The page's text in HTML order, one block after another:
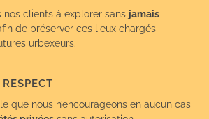
nos clients à explorer sans jamais
afin de préserver ces lieux chargés
urbexeurs.
que nous n’encourageons en aucun cas